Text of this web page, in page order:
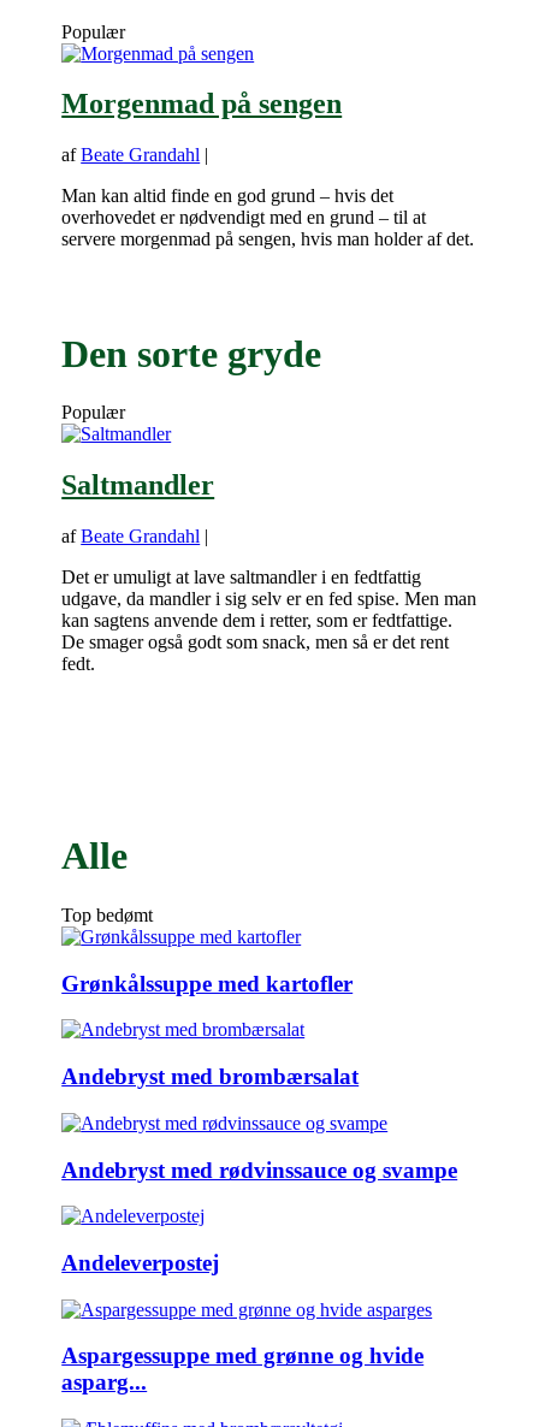
Populær
Morgenmad på sengen
afBeate Grandahl |
Man kan altid finde en god grund – hvis det
overhovedet er nødvendigt med en grund – til at
servere morgenmad på sengen, hvis man holder af det.
Den sorte gryde
Populær
Saltmandler
afBeate Grandahl |
Det er umuligt at lave saltmandler i en fedtfattig
udgave, da mandler i sig selv er en fed spise. Men man
kan sagtens anvende dem i retter, som er fedtfattige.
De smager også godt som snack, men så er det rent
fedt.
Alle
Top bedømt
Grønkålssuppe med kartofler
Andebryst med brombærsalat
Andebryst med rødvinssauce og svampe
Andeleverpostej
Aspargessuppe med grønne og hvide
asparg...